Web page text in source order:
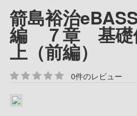
箭島裕治
編 ７章 基礎
上（前編）
0件のレビュー